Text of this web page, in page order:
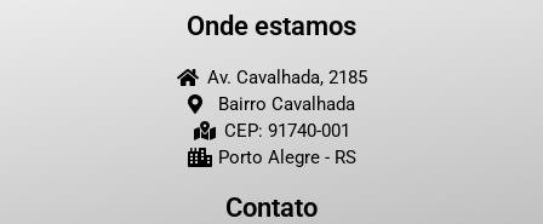
Onde estamos
Av. Cavalhada, 2185
Bairro Cavalhada
CEP: 91740-001
Porto Alegre - RS
Contato